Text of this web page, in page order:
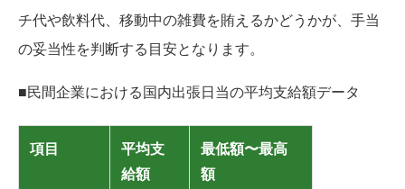
チ代や飲料代、移動中の雑費を賄えるかどうかが、手当
の妥当性を判断する目安となります。
■民間企業における国内出張日当の平均支給額データ
項目
平均支
給額
最低額〜最高
額